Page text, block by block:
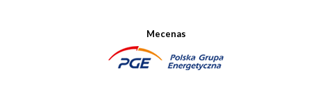
Mecenas